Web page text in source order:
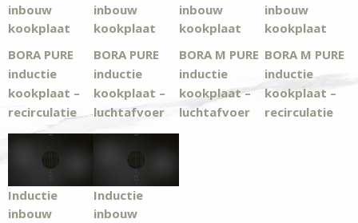
inbouw
kookplaat
BORA PURE
inductie
kookplaat –
recirculatie
inbouw
kookplaat
BORA PURE
inductie
kookplaat –
luchtafvoer
inbouw
kookplaat
BORA M PURE
inductie
kookplaat –
luchtafvoer
inbouw
kookplaat
BORA M PURE
inductie
kookplaat –
recirculatie
Inductie
inbouw
Inductie
inbouw